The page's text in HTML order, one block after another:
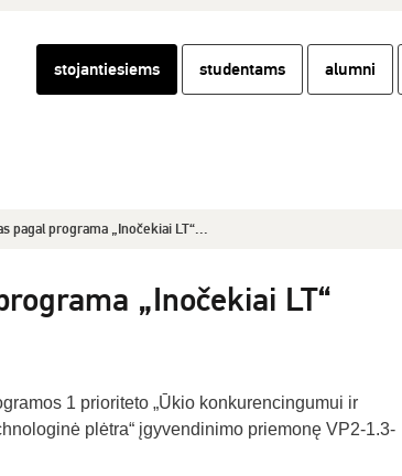
stojantiesiems studentams alumni
pagal programa „Inočekiai LT“...
„Inočekiai LT“
1 prioriteto „Ūkio konkurencingumui ir
plėtra“ įgyvendinimo priemonę VP2-1.3-